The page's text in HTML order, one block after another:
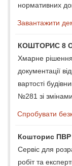
нормативних
Завантажити
КОШТОРИС 8
Хмарне рішення
документації
вартості
№281 зі змінами.
Спробувати
Кошторис
Сервіс для
робіт та